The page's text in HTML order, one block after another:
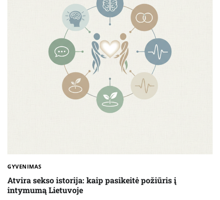
GYVENIMAS
Atvira sekso istorija: kaip pasikeitė požiūris į
intymumą Lietuvoje